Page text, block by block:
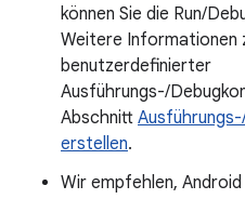
können Sie die Run/
Weitere Informationen
benutzerdefinierter
Ausführungs-/
Abschnitt
erstellen.
Wir empfehlen,